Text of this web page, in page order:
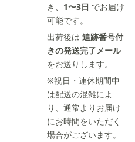
き、 1〜3日 でお届け
可能です。
出荷後は 追跡番号付
きの発送完了メール
をお送りします。
※祝日・連休期間中
は配送の混雑によ
り、通常よりお届け
にお時間をいただく
場合がございます。